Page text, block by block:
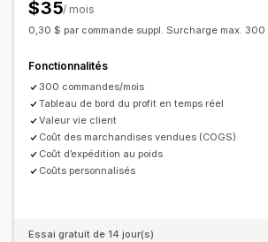
Suivi de pixel
Supports visuels et rapports
Tableau de bord des analyses de données
Tableaux de bord personnalisés
Rapports multi-boutiques
Exportation des données
Planification des rapports
Boutiques multiples
Résumé des ventes quotidiennes
Transactions Clients Stock et produit
Importation de l’historique des données
$35/ mois
0,30 $ par commande suppl. Surcharge max. 300
Fonctionnalités
300 commandes/mois
Tableau de bord du profit en temps réel
Valeur vie client
Coût des marchandises vendues (COGS)
Coût d’expédition au poids
Coûts personnalisés
Essai gratuit de 14 jour(s)